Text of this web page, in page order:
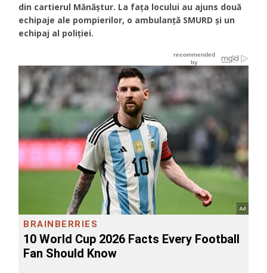
din cartierul Mănăștur. La fața locului au ajuns două
echipaje ale pompierilor, o ambulanță SMURD și un
echipaj al poliției.